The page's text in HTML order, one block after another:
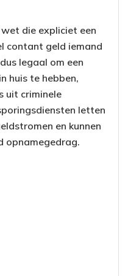
die expliciet een
contant geld iemand
legaal om een
huis te hebben,
uit criminele
letten
en kunnen
opnamegedrag.